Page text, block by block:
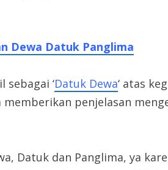
Dewa Datuk Panglima
‘Datuk Dewa‘ atas
penjelasan
Datuk dan Panglima, ya